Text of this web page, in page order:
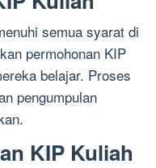
semua syarat di
permohonan KIP
belajar. Proses
pengumpulan
KIP Kuliah